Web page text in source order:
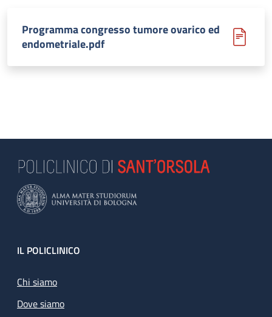
Programma congresso tumore ovarico ed
endometriale.pdf
Footer
IL POLICLINICO
Chi siamo
Dove siamo